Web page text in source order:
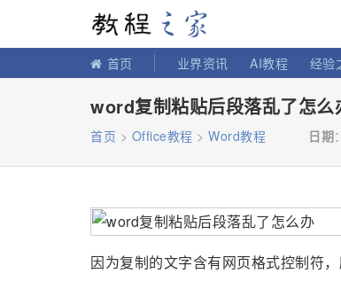
首页 业界资讯 AI教程 经验
word复制粘贴后段落乱了怎么
首页 > Office教程 > Word教程 日期
因为复制的文字含有网页格式控制符